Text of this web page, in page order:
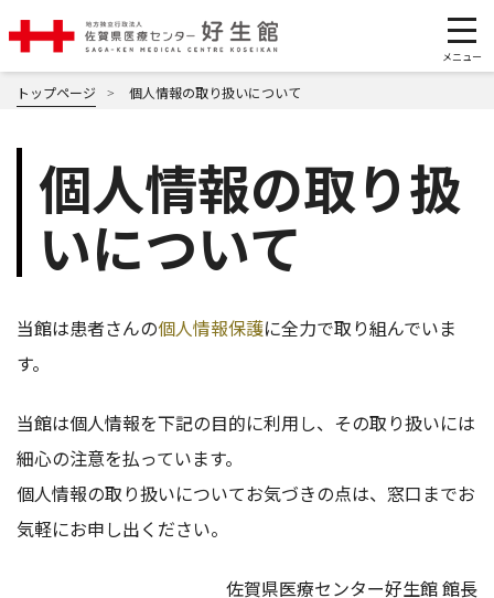
トップページ 個人情報の取り扱いについて
個人情報の取り扱
いについて
当館は患者さんの個人情報保護に全力で取り組んでいま
す。
当館は個人情報を下記の目的に利用し、その取り扱いには
細心の注意を払っています。
個人情報の取り扱いについてお気づきの点は、窓口までお
気軽にお申し出ください。
佐賀県医療センター好生館 館長